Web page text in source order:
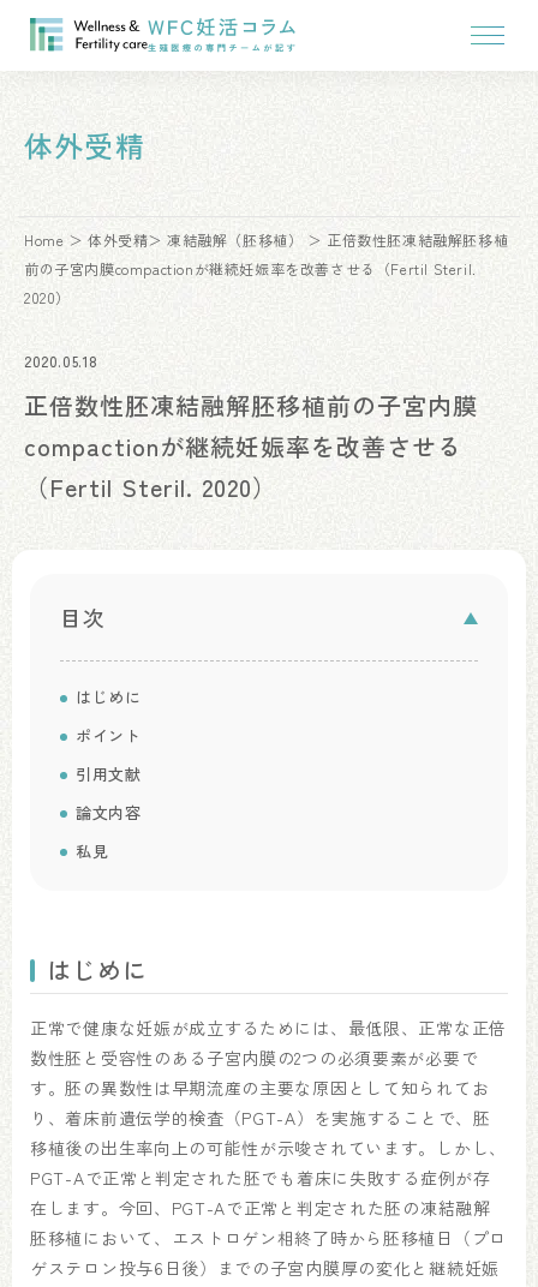
体外受精
Home 体外受精 凍結融解（胚移植）
正倍数性胚凍結融解胚移植
前の子宮内膜compactionが継続妊娠率を改善させる（Fertil Steril.
2020）
2020.05.18
正倍数性胚凍結融解胚移植前の子宮内膜
compactionが継続妊娠率を改善させる
（Fertil Steril. 2020）
目次
はじめに
ポイント
引用文献
論文内容
私見
はじめに
正常で健康な妊娠が成立するためには、最低限、正常な正倍
数性胚と受容性のある子宮内膜の2つの必須要素が必要で
す。胚の異数性は早期流産の主要な原因として知られてお
り、着床前遺伝学的検査（PGT-A）を実施することで、胚
移植後の出生率向上の可能性が示唆されています。しかし、
PGT-Aで正常と判定された胚でも着床に失敗する症例が存
在します。今回、PGT-Aで正常と判定された胚の凍結融解
胚移植において、エストロゲン相終了時から胚移植日（プロ
ゲステロン投与6日後）までの子宮内膜厚の変化と継続妊娠